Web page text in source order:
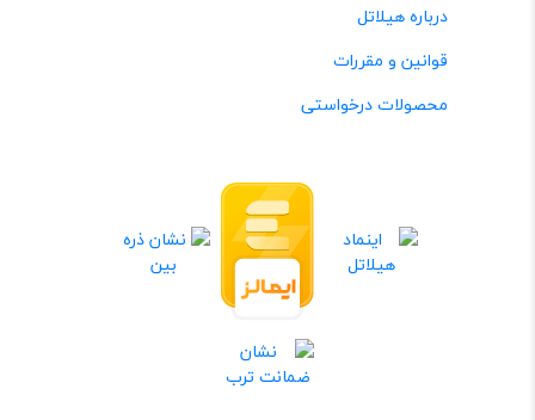
درباره هیلاتل
قوانین و مقررات
محصولات درخواستی